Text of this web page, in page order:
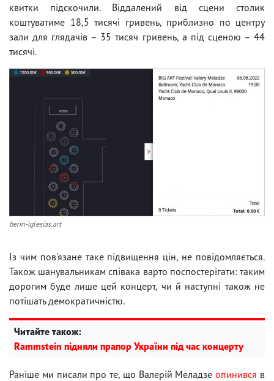
квитки підскочили. Віддалений від сцени столик
коштуватиме 18,5 тисячі гривень, приблизно по центру
зали для глядачів – 35 тисяч гривень, а під сценою – 44
тисячі.
berin-iglesias.art
Із чим пов'язане таке підвищення цін, не повідомляється.
Також шанувальникам співака варто поспостерігати: таким
дорогим буде лише цей концерт, чи й наступні також не
потішать демократичністю.
Читайте також:
Rammstein підняли прапор України під час концерту
Раніше ми писали про те, що Валерій Меладзеопинився в